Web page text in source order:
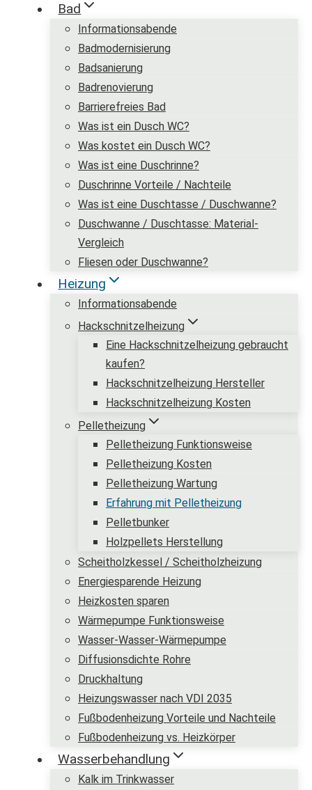
Bad
Informationsabende
Badmodernisierung
Badsanierung
Badrenovierung
Barrierefreies Bad
Was ist ein Dusch WC?
Was kostet ein Dusch WC?
Was ist eine Duschrinne?
Duschrinne Vorteile / Nachteile
Was ist eine Duschtasse / Duschwanne?
Duschwanne / Duschtasse: Material-
Vergleich
Fliesen oder Duschwanne?
Heizung
Informationsabende
Hackschnitzelheizung
Eine Hackschnitzelheizung gebraucht
kaufen?
Hackschnitzelheizung Hersteller
Hackschnitzelheizung Kosten
Pelletheizung
Pelletheizung Funktionsweise
Pelletheizung Kosten
Pelletheizung Wartung
Erfahrung mit Pelletheizung
Pelletbunker
Holzpellets Herstellung
Scheitholzkessel / Scheitholzheizung
Energiesparende Heizung
Heizkosten sparen
Wärmepumpe Funktionsweise
Wasser-Wasser-Wärmepumpe
Diffusionsdichte Rohre
Druckhaltung
Heizungswasser nach VDI 2035
Fußbodenheizung Vorteile und Nachteile
Fußbodenheizung vs. Heizkörper
Wasserbehandlung
Kalk im Trinkwasser